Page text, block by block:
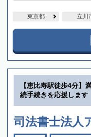
東京都 立川
【恵比寿駅徒歩4分】
続手続きを応援します
司法書士法人